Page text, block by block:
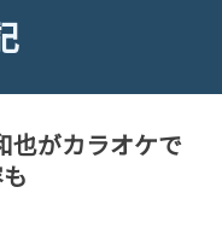
也がカラオケで